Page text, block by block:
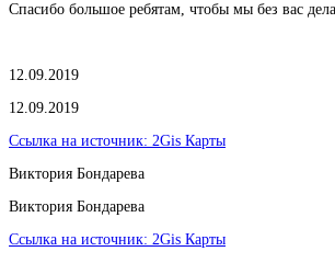
Спасибо большое ребятам, чтобы мы без вас
12.09.2019
12.09.2019
Ссылка на источник: 2Gis Карты
Виктория Бондарева
Виктория Бондарева
Ссылка на источник: 2Gis Карты